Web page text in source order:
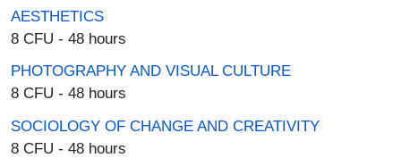
AESTHETICS
8 CFU - 48 hours
PHOTOGRAPHY AND VISUAL CULTURE
8 CFU - 48 hours
SOCIOLOGY OF CHANGE AND CREATIVITY
8 CFU - 48 hours